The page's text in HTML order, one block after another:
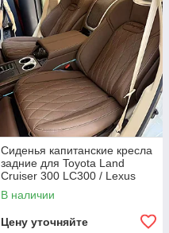
Сиденья капитанские кресла
задние для Toyota Land
Cruiser 300 LC300 / Lexus
LX600 Тойота Лексус
кожаные белые кресла
В наличии
Цену уточняйте